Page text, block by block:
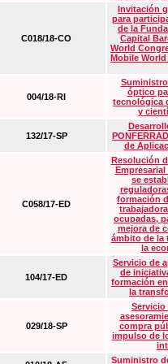
C018/18-CO
Invitación
para
de la
Capital
World
Mobile
004/18-RI
óptico
tecnológica
y
132/17-SP
de
C058/17-ED
Resolución
Empresarial
se
formación
ocupadas,
mejora de
ámbito de la
la
104/17-ED
Servicio de
de
formación
la
029/18-SP
Servicio
compra
impulso de
Suministro